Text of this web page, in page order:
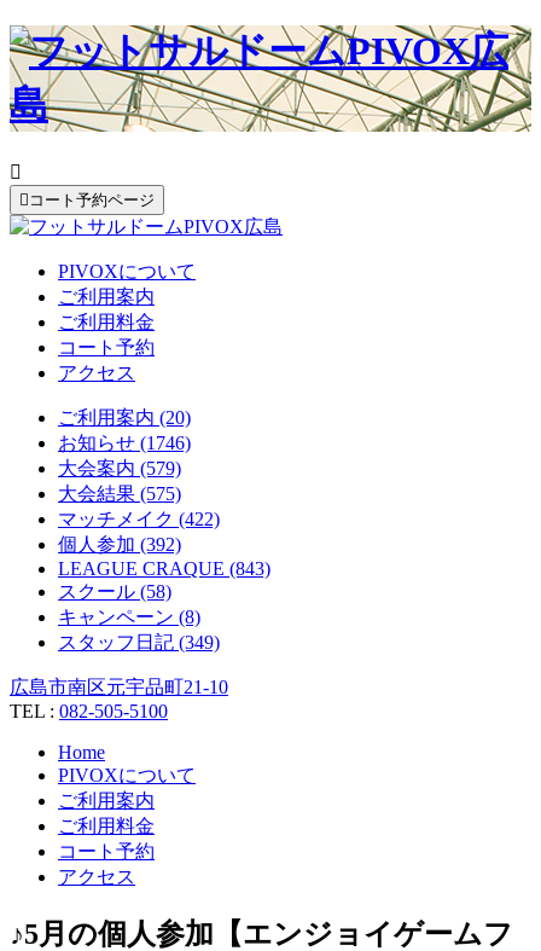

 コート予約ページ
PIVOXについて
ご利用案内
ご利用料金
コート予約
アクセス
ご利用案内 (20)
お知らせ (1746)
大会案内 (579)
大会結果 (575)
マッチメイク (422)
個人参加 (392)
LEAGUE CRAQUE (843)
スクール (58)
キャンペーン (8)
スタッフ日記 (349)
広島市南区元宇品町21-10
TEL : 082-505-5100
Home
PIVOXについて
ご利用案内
ご利用料金
コート予約
アクセス
♪5月の個人参加【エンジョイゲームフ